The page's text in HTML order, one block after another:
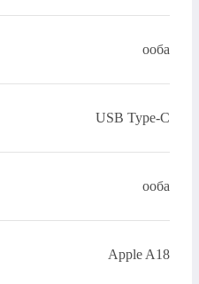
ооба
USB Type-C
ооба
Apple A18